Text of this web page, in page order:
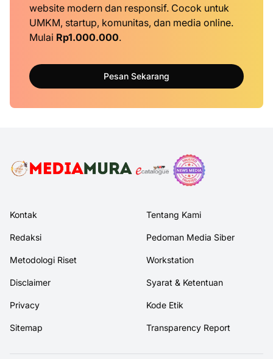
website modern dan responsif. Cocok untuk
UMKM, startup, komunitas, dan media online.
Mulai Rp1.000.000.
Pesan Sekarang
Kontak Tentang Kami
Redaksi Pedoman Media Siber
Metodologi Riset Workstation
Disclaimer Syarat & Ketentuan
Privacy Kode Etik
Sitemap Transparency Report